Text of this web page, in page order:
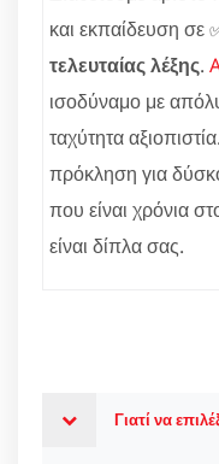
και εκπαίδευση σε
τελευταίας λέξης.
ισοδύναμο με
ταχύτητα
πρόκληση για
που είναι χρόνια
είναι δίπλα σας.
Γιατί να